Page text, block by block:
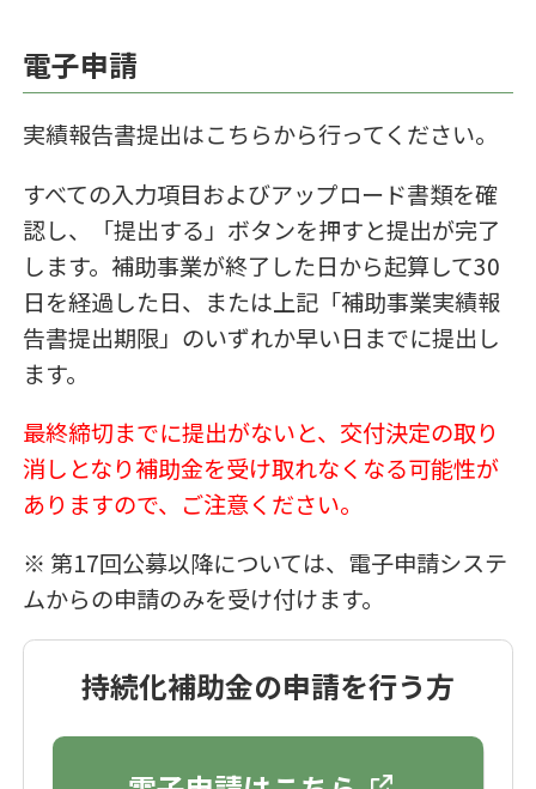
電子申請
実績報告書提出はこちらから行ってください。
すべての入力項目およびアップロード書類を確
認し、「提出する」ボタンを押すと提出が完了
します。補助事業が終了した日から起算して30
日を経過した日、または上記「補助事業実績報
告書提出期限」のいずれか早い日までに提出し
ます。
最終締切までに提出がないと、交付決定の取り
消しとなり補助金を受け取れなくなる可能性が
ありますので、ご注意ください。
※ 第17回公募以降については、電子申請システ
ムからの申請のみを受け付けます。
持続化補助金の申請を行う方